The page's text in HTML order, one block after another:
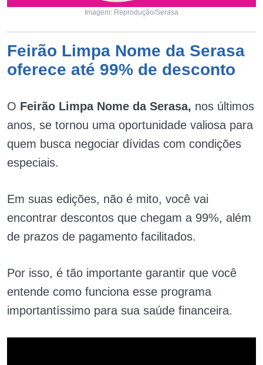
Imagem: Reprodução/Serasa
Feirão Limpa Nome da Serasa
oferece até 99% de desconto
O Feirão Limpa Nome da Serasa, nos últimos
anos, se tornou uma oportunidade valiosa para
quem busca negociar dívidas com condições
especiais.
Em suas edições, não é mito, você vai
encontrar descontos que chegam a 99%, além
de prazos de pagamento facilitados.
Por isso, é tão importante garantir que você
entende como funciona esse programa
importantíssimo para sua saúde financeira.